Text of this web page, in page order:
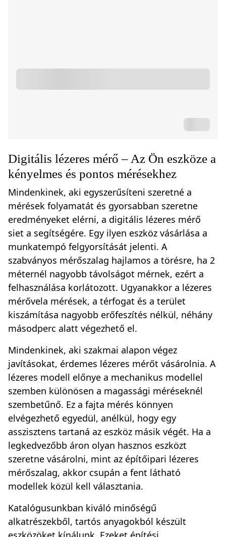
Digitális lézeres mérő – Az Ön eszköze a
kényelmes és pontos mérésekhez
Mindenkinek, aki egyszerűsíteni szeretné a
mérések folyamatát és gyorsabban szeretne
eredményeket elérni, a digitális lézeres mérő
siet a segítségére. Egy ilyen eszköz vásárlása a
munkatempó felgyorsítását jelenti. A
szabványos mérőszalag hajlamos a törésre, ha 2
méternél nagyobb távolságot mérnek, ezért a
felhasználása korlátozott. Ugyanakkor a lézeres
mérővela mérések, a térfogat és a terület
kiszámítása nagyobb erőfeszítés nélkül, néhány
másodperc alatt végezhető el.
Mindenkinek, aki szakmai alapon végez
javításokat, érdemes lézeres mérőt vásárolnia. A
lézeres modell előnye a mechanikus modellel
szemben különösen a magassági méréseknél
szembetűnő. Ez a fajta mérés könnyen
elvégezhető egyedül, anélkül, hogy egy
asszisztens tartaná az eszköz másik végét. Ha a
legkedvezőbb áron olyan hasznos eszközt
szeretne vásárolni, mint az építőipari lézeres
mérőszalag, akkor csupán a fent látható
modellek közül kell választania.
Katalógusunkban kiváló minőségű
alkatrészekből, tartós anyagokból készült